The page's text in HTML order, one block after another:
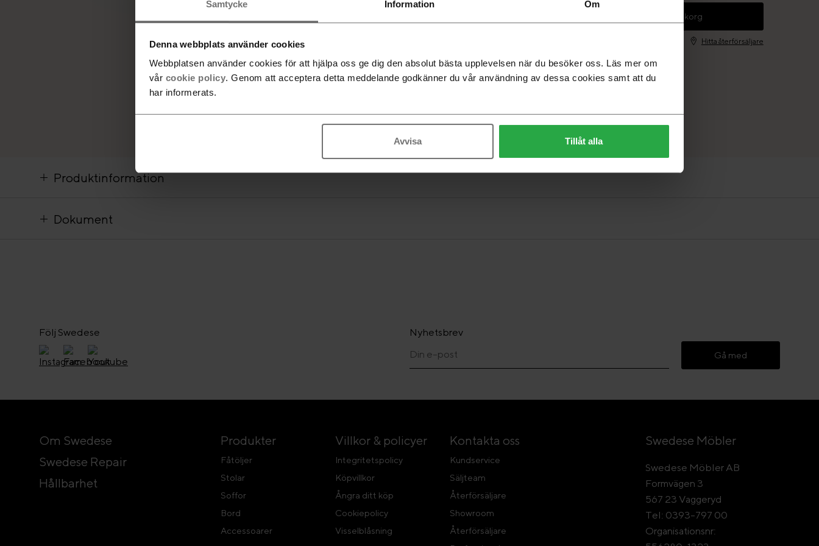
Samtycke Information Om
Denna webbplats använder cookies
Webbplatsen använder cookies för att hjälpa oss ge dig den absolut bästa upplevelsen när du besöker oss. Läs mer om
vår cookie policy. Genom att acceptera detta meddelande godkänner du vår användning av dessa cookies samt att du
har informerats.
Avvisa Tillåt alla
Lägg i varukorg
Hitta återförsäljare
Produktinformation
Dokument
Följ Swedese Nyhetsbrev
Gå med
Om Swedese
Swedese Repair
Hållbarhet
Produkter
Fåtöljer
Stolar
Soffor
Bord
Accessoarer
Villkor & policyer
Integritetspolicy
Köpvillkor
Ångra ditt köp
Cookiepolicy
Visselblåsning
Kontakta oss
Kundservice
Säljteam
Återförsäljare
Showroom
Återförsäljare
Swedese Möbler
Swedese Möbler AB
Formvägen 3
567 23 Vaggeryd
Tel: 0393-797 00
Organisationsnr: